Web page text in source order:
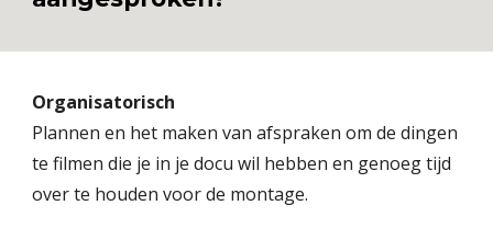
Organisatorisch
Plannen en het maken van afspraken om de dingen
te filmen die je in je docu wil hebben en genoeg tijd
over te houden voor de montage.